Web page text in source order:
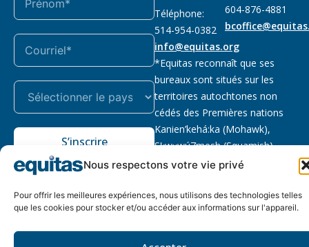
Nous respectons votre vie privé
Pour offrir les meilleures expériences, nous utilisons des technologies telles
que les cookies pour stocker et/ou accéder aux informations sur l'appareil.
S’inscrire
Téléphone:
514-954-0382
info@equitas.org
604-876-4881
*Equitas reconnaît que ses
bureaux sont situés sur les
territoires autochtones non
cédés des Premières nations
Kanien’kehá:ka (Mohawk),
Sḵwx̱wú7mesh (Squamish),
səl̓ilwətaɁɬ (Tsleil Waututh) et
Lire la suite
de